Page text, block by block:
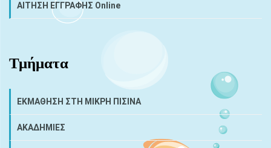
ΑΙΤΗΣΗ ΕΓΓΡΑΦΗΣ Online
Τμήματα
ΕΚΜΑΘΗΣΗ ΣΤΗ ΜΙΚΡΗ ΠΙΣΙΝΑ
ΑΚΑΔΗΜΙΕΣ